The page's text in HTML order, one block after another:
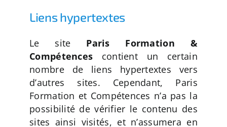
Liens hypertextes
Le site Paris Formation &
Compétences contient un certain
nombre de liens hypertextes vers
d’autres sites. Cependant, Paris
Formation et Compétences n’a pas la
possibilité de vérifier le contenu des
sites ainsi visités, et n’assumera en